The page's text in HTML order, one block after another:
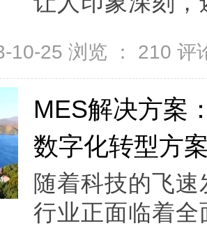
10-25 浏览 ： 210 评
MES解决方案
数字化转型方
随着科技的飞
行业正面临着